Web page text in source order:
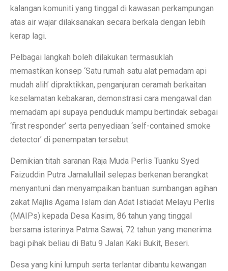
kalangan komuniti yang tinggal di kawasan perkampungan
atas air wajar dilaksanakan secara berkala dengan lebih
kerap lagi.
Pelbagai langkah boleh dilakukan termasuklah
memastikan konsep ‘Satu rumah satu alat pemadam api
mudah alih’ dipraktikkan, penganjuran ceramah berkaitan
keselamatan kebakaran, demonstrasi cara mengawal dan
memadam api supaya penduduk mampu bertindak sebagai
‘first responder’ serta penyediaan ‘self-contained smoke
detector’ di penempatan tersebut.
Demikian titah saranan Raja Muda Perlis Tuanku Syed
Faizuddin Putra Jamalullail selepas berkenan berangkat
menyantuni dan menyampaikan bantuan sumbangan agihan
zakat Majlis Agama Islam dan Adat Istiadat Melayu Perlis
(MAIPs) kepada Desa Kasim, 86 tahun yang tinggal
bersama isterinya Patma Sawai, 72 tahun yang menerima
bagi pihak beliau di Batu 9 Jalan Kaki Bukit, Beseri.
Desa yang kini lumpuh serta terlantar dibantu kewangan